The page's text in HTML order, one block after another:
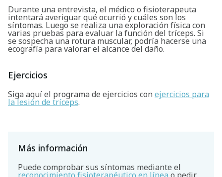
Durante una entrevista, el médico o fisioterapeuta
intentará averiguar qué ocurrió y cuáles son los
síntomas. Luego se realiza una exploración física con
varias pruebas para evaluar la función del tríceps. Si
se sospecha una rotura muscular, podría hacerse una
ecografía para valorar el alcance del daño.
Ejercicios
Siga aquí el programa de ejercicios con ejercicios para
la lesión de tríceps.
Más información
Puede comprobar sus síntomas mediante el